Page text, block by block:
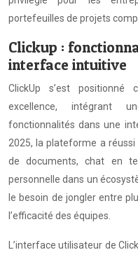
portefeuilles de projets
Clickup :
interface intuitive
ClickUp s’est
excellence, intégrant
fonctionnalités dans une
2025, la plateforme a
de documents, chat en
personnelle dans un
le besoin de jongler entre
l’efficacité des équipes.
L’interface utilisateur de